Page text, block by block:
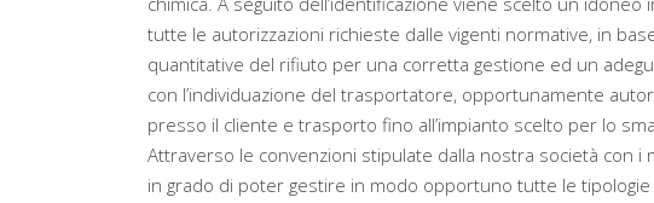
tutte le autorizzazioni richieste dalle vigenti normative, in
quantitative del rifiuto per una corretta gestione ed un
con l’individuazione del trasportatore, opportunamente
presso il cliente e trasporto fino all’impianto scelto per lo
Attraverso le convenzioni stipulate dalla nostra società con i
in grado di poter gestire in modo opportuno tutte le